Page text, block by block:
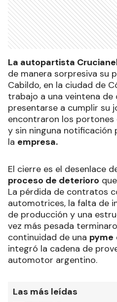
La autopartista
de manera sorpresiva su
Cabildo, en la ciudad de
trabajo a una veintena de
presentarse a cumplir su
encontraron los portones
y sin ninguna notificación
la empresa.
El cierre es el desenlace
proceso de deterioro
La pérdida de contratos
automotrices, la falta de
de producción y una
vez más pesada
continuidad de una pyme
integró la cadena de
automotor argentino.
Las más leídas